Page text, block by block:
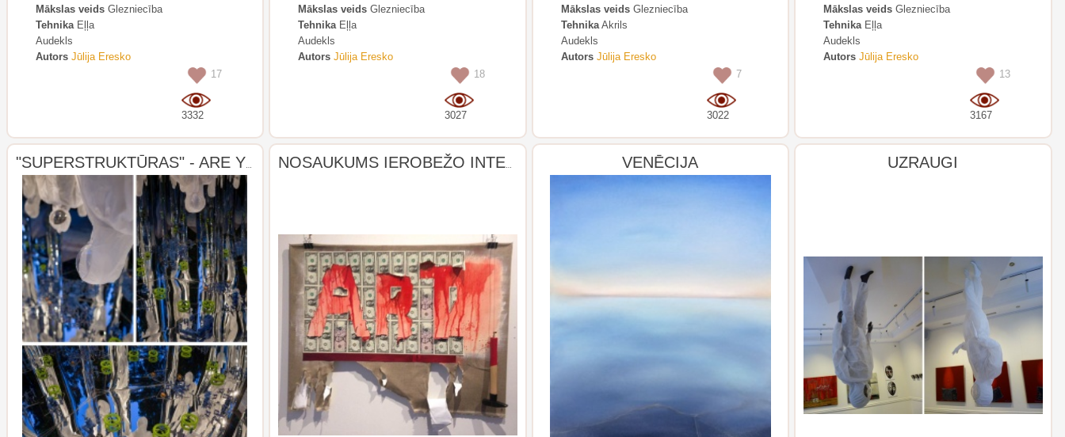
Mākslas veids Glezniecība
Tehnika Eļļa
Audekls
Autors Jūlija Eresko
17
3332
Mākslas veids Glezniecība
Tehnika Eļļa
Audekls
Autors Jūlija Eresko
18
3027
Mākslas veidsGlezniecība
TehnikaAkrils
Audekls
Autors Jūlija Eresko
7
3022
Mākslas veids Glezniecība
Tehnika Eļļa
Audekls
Autors Jūlija Eresko
13
3167
VENĒCIJA UZRAUGI